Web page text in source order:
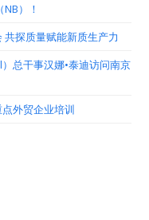
）！
探质量赋能新质生产力
总干事汉娜•泰迪访问南京
外贸企业培训